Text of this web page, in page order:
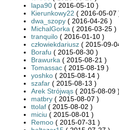
lapa90 ( 2016-05-10 )
Kierunkowy22 ( 2016-05-07
dwa_szopy ( 2016-04-26 )
MichalGorka ( 2016-03-25 )
tranquilo ( 2016-01-10 )
człowiekdariusz ( 2015-09-
Borafu ( 2015-08-30 )
Brawurka ( 2015-08-21 )
Tomassac ( 2015-08-19 )
yoshko ( 2015-08-14 )
szafar ( 2015-08-13 )
Arek Strójwąs ( 2015-08-09 )
matbry ( 2015-08-07 )
ttolaf ( 2015-08-02 )
miciu ( 2015-08-01 )
Remoo ( 2015-07-31 )